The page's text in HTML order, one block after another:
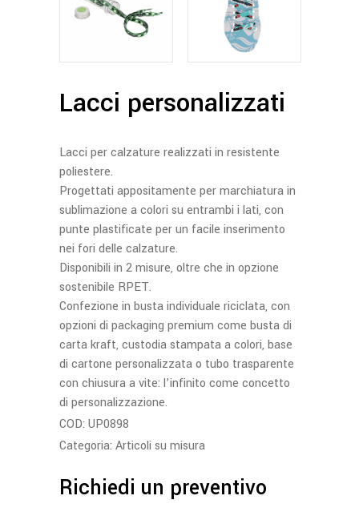
Lacci personalizzati
Lacci per calzature realizzati in resistente
poliestere.
Progettati appositamente per marchiatura in
sublimazione a colori su entrambi i lati, con
punte plastificate per un facile inserimento
nei fori delle calzature.
Disponibili in 2 misure, oltre che in opzione
sostenibile RPET.
Confezione in busta individuale riciclata, con
opzioni di packaging premium come busta di
carta kraft, custodia stampata a colori, base
di cartone personalizzata o tubo trasparente
con chiusura a vite: l’infinito come concetto
di personalizzazione.
COD: UP0898
Categoria: Articoli su misura
Richiedi un preventivo